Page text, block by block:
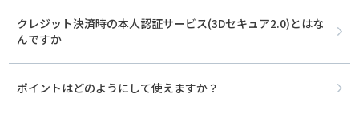
クレジット決済時の本人認証サービス(3Dセキュア2.0)とはな
んですか
ポイントはどのようにして使えますか？